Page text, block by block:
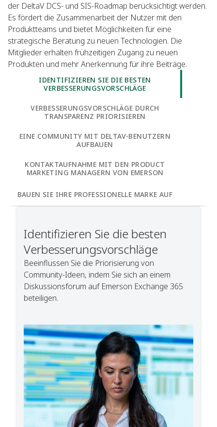
der DeltaV DCS- und SIS-Roadmap berücksichtigt werden.
Es fördert die Zusammenarbeit der Nutzer mit den
Produktteams und bietet Möglichkeiten für eine
strategische Beratung zu neuen Technologien. Die
Mitglieder erhalten frühzeitigen Zugang zu neuen
Produkten und mehr Anerkennung für ihre Beiträge.
IDENTIFIZIEREN SIE DIE BESTEN
VERBESSERUNGSVORSCHLÄGE
VERBESSERUNGSVORSCHLÄGE DURCH
TRANSPARENZ PRIORISIEREN
EINE COMMUNITY MIT DELTAV-BENUTZERN
AUFBAUEN
KONTAKTAUFNAHME MIT DEN PRODUCT
MARKETING MANAGERN VON EMERSON
BAUEN SIE IHRE PROFESSIONELLE MARKE AUF
Identifizieren Sie die besten
Verbesserungsvorschläge
Beeinflussen Sie die Priorisierung von
Community-Ideen, indem Sie sich an einem
Diskussionsforum auf Emerson Exchange 365
beteiligen.